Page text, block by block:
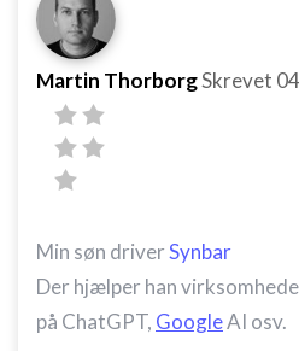
Martin ThorborgSkrevet
Min søn driverSynbar
Der hjælper han
på ChatGPT, GoogleAI osv.